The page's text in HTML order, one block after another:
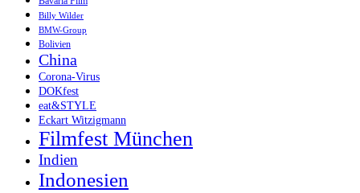
Billy Wilder
BMW-Group
Bolivien
China
Corona-Virus
DOKfest
eat&STYLE
Eckart Witzigmann
Filmfest München
Indien
Indonesien